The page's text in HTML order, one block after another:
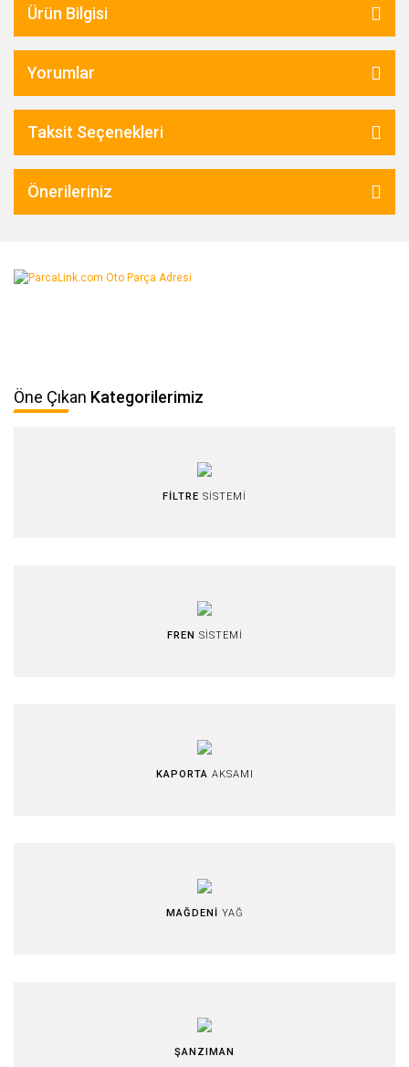
Ürün Bilgisi
Yorumlar
Taksit Seçenekleri
Önerileriniz
Öne Çıkan Kategorilerimiz
FİLTRE SİSTEMİ
FREN SİSTEMİ
KAPORTA AKSAMI
MAĞDENİ YAĞ
ŞANZIMAN